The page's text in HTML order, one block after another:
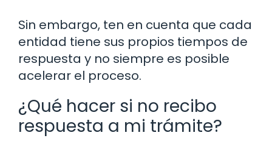
Sin embargo, ten en cuenta que cada
entidad tiene sus propios tiempos de
respuesta y no siempre es posible
acelerar el proceso.
¿Qué hacer si no recibo
respuesta a mi trámite?